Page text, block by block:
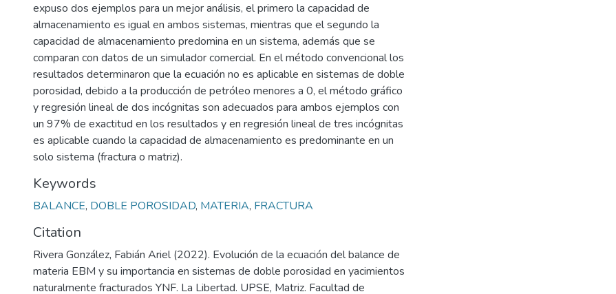
expuso dos ejemplos para un mejor análisis, el primero la capacidad de
almacenamiento es igual en ambos sistemas, mientras que el segundo la
capacidad de almacenamiento predomina en un sistema, además que se
comparan con datos de un simulador comercial. En el método convencional los
resultados determinaron que la ecuación no es aplicable en sistemas de doble
porosidad, debido a la producción de petróleo menores a 0, el método gráfico
y regresión lineal de dos incógnitas son adecuados para ambos ejemplos con
un 97% de exactitud en los resultados y en regresión lineal de tres incógnitas
es aplicable cuando la capacidad de almacenamiento es predominante en un
solo sistema (fractura o matriz).
Keywords
BALANCE, DOBLE POROSIDAD, MATERIA, FRACTURA
Citation
Rivera González, Fabián Ariel (2022). Evolución de la ecuación del balance de
materia EBM y su importancia en sistemas de doble porosidad en yacimientos
naturalmente fracturados YNF. La Libertad. UPSE, Matriz. Facultad de